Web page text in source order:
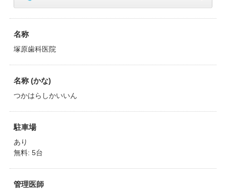
名称
塚原歯科医院
名称 (かな)
つかはらしかいいん
駐車場
あり
無料: 5台
管理医師